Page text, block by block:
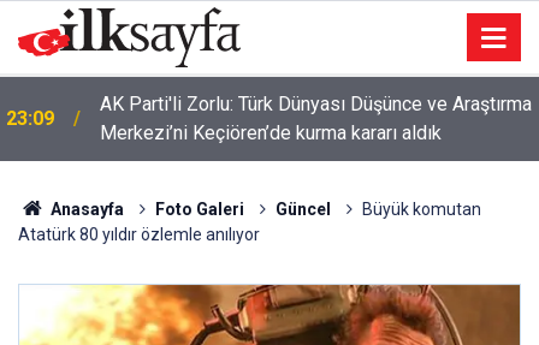
23:09
AK Parti'li Zorlu: Türk Dünyası Düşünce ve Araştırma
Merkezi’ni Keçiören’de kurma kararı aldık
Anasayfa Foto Galeri Güncel
Büyük komutan
Atatürk 80 yıldır özlemle anılıyor